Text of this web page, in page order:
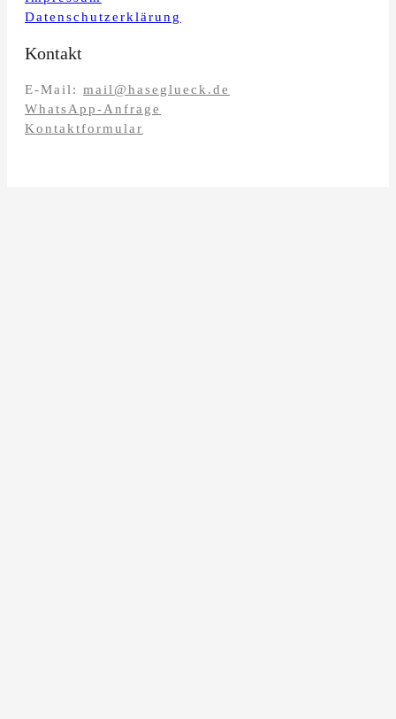
Datenschutzerklärung
Kontakt
E-Mail: mail@haseglueck.de
WhatsApp-Anfrage
Kontaktformular